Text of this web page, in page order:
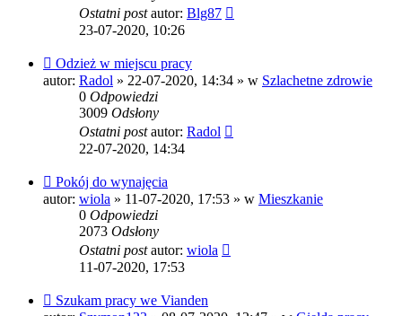
Ostatni postautor: Blg87
23-07-2020, 10:26
Nowy
post
Odzież w miejscu pracy
autor: Radol » 22-07-2020, 14:34 » w Szlachetne zdrowie
0 Odpowiedzi
3009 Odsłony
Ostatni postautor: Radol
22-07-2020, 14:34
Nowy
post
Pokój do wynajęcia
autor: wiola » 11-07-2020, 17:53 » w Mieszkanie
0 Odpowiedzi
2073 Odsłony
Ostatni postautor: wiola
11-07-2020, 17:53
Nowy
post
Szukam pracy we Vianden